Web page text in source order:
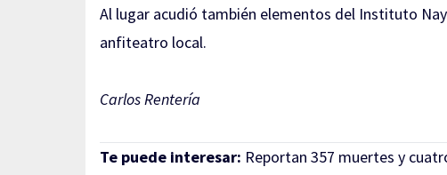
Al lugar acudió también elementos del Instituto
anfiteatro local.
Carlos Rentería
Te puede interesar: Reportan 357 muertes y